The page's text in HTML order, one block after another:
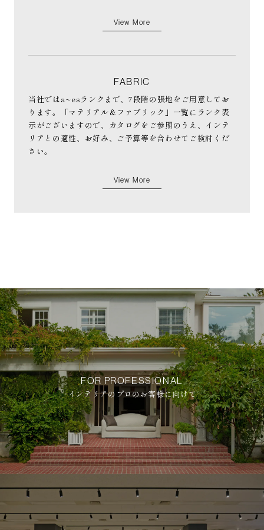
View More
FABRIC
当社ではa~esランクまで、7段階の張地をご用意してお
ります。「マテリアル＆ファブリック」一覧にランク表
示がございますので、カタログをご参照のうえ、インテ
リアとの適性、お好み、ご予算等を合わせてご検討くだ
さい。
View More
FOR PROFESSIONAL
インテリアのプロのお客様に向けて